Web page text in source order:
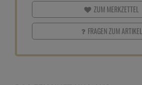
ZUM MERKZETTEL
FRAGEN ZUM ARTIKEL